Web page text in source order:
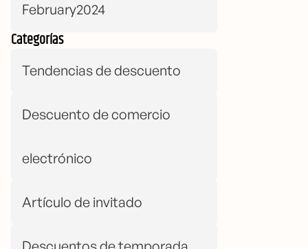
February2024
Categorías
Tendencias de descuento
Descuento de comercio
electrónico
Artículo de invitado